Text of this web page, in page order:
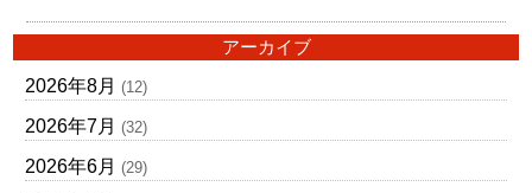
アーカイブ
2026年8月 (12)
2026年7月 (32)
2026年6月 (29)